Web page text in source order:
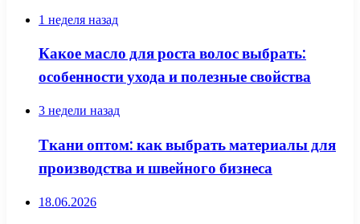
1 неделя назад
Какое масло для роста волос выбрать:
особенности ухода и полезные свойства
3 недели назад
Ткани оптом: как выбрать материалы для
производства и швейного бизнеса
18.06.2026